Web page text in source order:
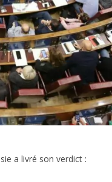
a livré son verdict :